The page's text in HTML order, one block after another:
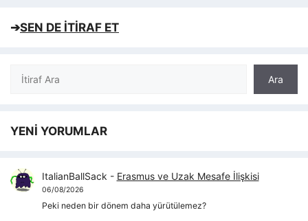
➔SEN DE İTİRAF ET
Ara
Ara
YENİ YORUMLAR
ItalianBallSack - Erasmus ve Uzak Mesafe İlişkisi
06/08/2026
Peki neden bir dönem daha yürütülemez?